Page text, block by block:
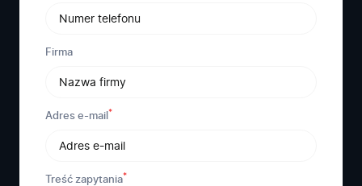
Firma
Adres e-mail *
Treść zapytania*